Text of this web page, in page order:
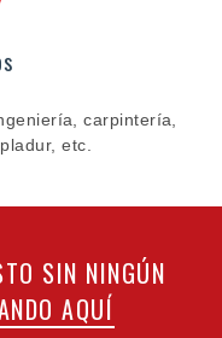
carpintería,
etc.
SIN NINGÚN
AQUÍ